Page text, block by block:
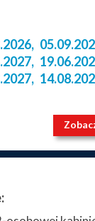
,
,
,